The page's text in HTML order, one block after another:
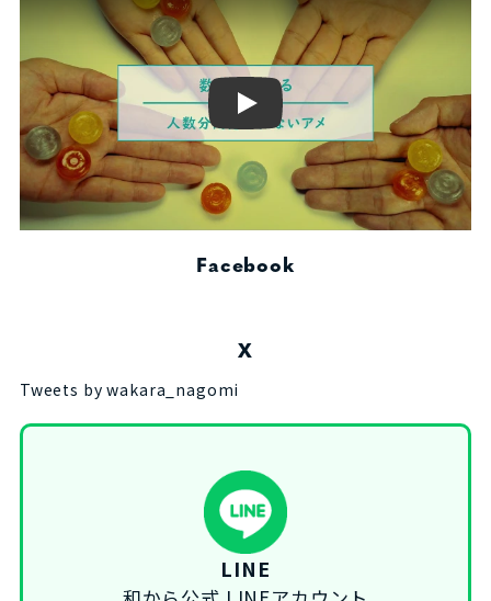
Play
Facebook
X
Tweets by wakara_nagomi
LINE